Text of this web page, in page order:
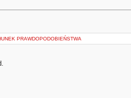
PRAWDOPODOBIEŃSTWA